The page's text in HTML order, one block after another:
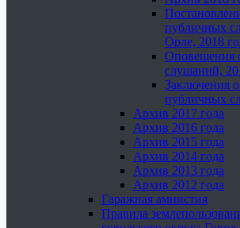
публичных
Орле, 2018
Оповещения
слушаний,
Заключения о
публичных
Архив 2017 года
Архив 2016 года
Архив 2015 года
Архив 2014 года
Архив 2013 года
Архив 2012 года
Гаражная амнистия
Правила